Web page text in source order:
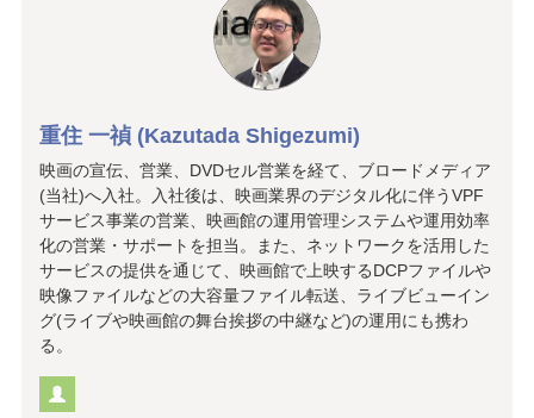
重住 一禎 (Kazutada Shigezumi)
映画の宣伝、営業、DVDセル営業を経て、ブロードメディア
(当社)へ入社。入社後は、映画業界のデジタル化に伴うVPF
サービス事業の営業、映画館の運用管理システムや運用効率
化の営業・サポートを担当。また、ネットワークを活用した
サービスの提供を通じて、映画館で上映するDCPファイルや
映像ファイルなどの大容量ファイル転送、ライブビューイン
グ(ライブや映画館の舞台挨拶の中継など)の運用にも携わ
る。